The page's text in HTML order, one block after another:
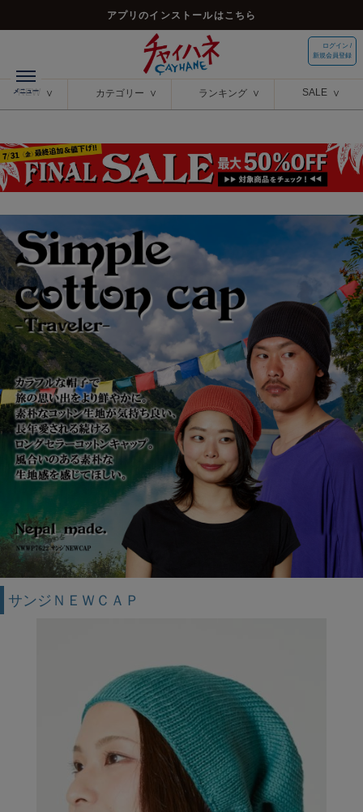
アプリのインストールはこちら
ログイン /
新規会員登録
NEW カテゴリー ランキング SALE
サンジＮＥＷＣＡＰ